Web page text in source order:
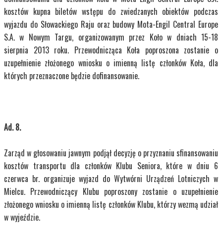
kosztów kupna biletów wstępu do zwiedzanych obiektów podczas
wyjazdu do Słowackiego Raju oraz budowy Mota-Engil Central Europe
S.A. w Nowym Targu, organizowanym przez Koło w dniach 15-18
sierpnia 2013 roku. Przewodnicząca Koła poproszona zostanie o
uzupełnienie złożonego wniosku o imienną listę członków Koła, dla
których przeznaczone będzie dofinansowanie.
Ad. 8.
Zarząd w głosowaniu jawnym podjął decyzję o przyznaniu sfinansowaniu
kosztów transportu dla członków Klubu Seniora, które w dniu 6
czerwca br. organizuje wyjazd do Wytwórni Urządzeń Lotniczych w
Mielcu. Przewodniczący Klubu poproszony zostanie o uzupełnienie
złożonego wniosku o imienną listę członków Klubu, którzy wezmą udział
w wyjeździe.